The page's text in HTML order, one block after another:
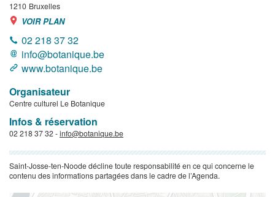
1210 Bruxelles
VOIR PLAN
02 218 37 32
info@botanique.be
www.botanique.be
Organisateur
Centre culturel Le Botanique
Infos & réservation
02 218 37 32 -info@botanique.be
Saint-Josse-ten-Noode décline toute responsabilité en ce qui concerne le
contenu des informations partagées dans le cadre de l’Agenda.